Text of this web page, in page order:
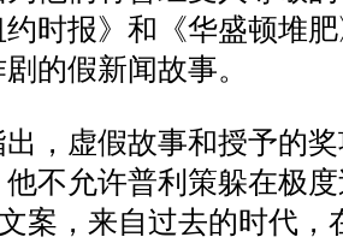
约时报》和《华盛顿堆
的假新闻故事。
，虚假故事和授予的
不允许普利策躲在极
案，来自过去的时代，